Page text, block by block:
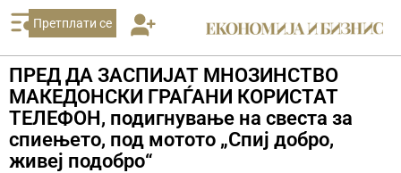
Претплати се
ПРЕД ДА ЗАСПИЈАТ МНОЗИНСТВО
МАКЕДОНСКИ ГРАЃАНИ КОРИСТАТ
ТЕЛЕФОН, подигнување на свеста за
спиењето, под мотото „Спиј добро,
живеј подобро“